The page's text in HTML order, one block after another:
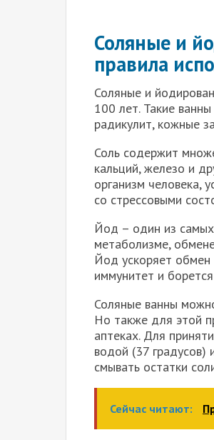
Соляные и
правила
Соляные и
100 лет. Такие
радикулит, кожные
Соль содержит
кальций, железо и
организм человека,
со стрессовыми
Йод – один из
метаболизме,
Йод ускоряет обмен
иммунитет и
Соляные ванны
Но также для этой
аптеках. Для
водой (37 градусов)
смывать остатки
Сейчас читают: